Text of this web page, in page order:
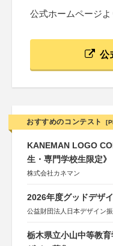
公式ホームページよ
公
おすすめのコンテスト
KANEMAN LOGO
生・専門学校生限定》
株式会社カネマン
2026年度グッドデザ
公益財団法人日本デザイン
栃木県立小山中等教